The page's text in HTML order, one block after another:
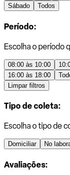
Sábado
Todos
Período:
Escolha o período
08:00 às 10:00
16:00 às 18:00
Limpar filtros
Tipo de coleta:
Escolha o tipo de
Domiciliar No
Avaliações: